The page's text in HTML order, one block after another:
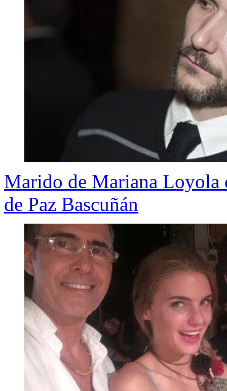
Marido de Mariana Loyola
de Paz Bascuñán